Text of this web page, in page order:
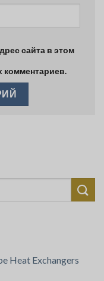
сайта в этом
комментариев.
Heat Exchangers